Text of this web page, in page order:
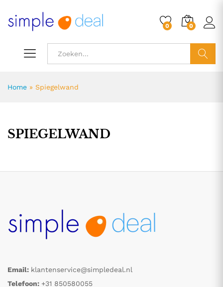
0 0
Home » Spiegelwand
SPIEGELWAND
Email: klantenservice@simpledeal.nl
Telefoon: +31 850580055